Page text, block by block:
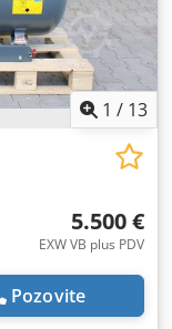
1 / 13
5.500 €
EXW VB plus PDV
Pozovite